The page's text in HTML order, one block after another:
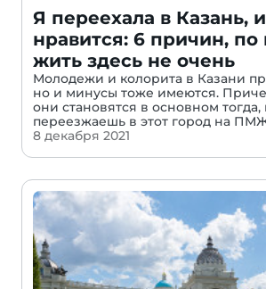
Я переехала в Казань,
нравится: 6 причин,
жить здесь не очень
Молодежи и колорита в Казани
но и минусы тоже имеются.
они становятся в основном тогда,
переезжаешь в этот город на
8 декабря 2021